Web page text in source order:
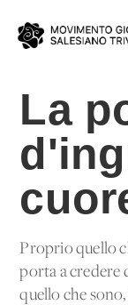
La
Proprio quello
porta a credere
quello che